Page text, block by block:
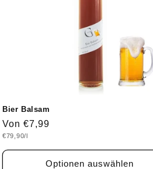
Bier Balsam
Normaler
Preis
Von €7,99
Grundpreis
€79,90/l
Optionen auswählen